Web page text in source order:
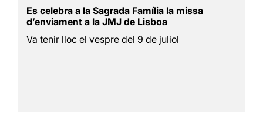
Es celebra a la Sagrada Família la missa
d’enviament a la JMJ de Lisboa
Va tenir lloc el vespre del 9 de juliol